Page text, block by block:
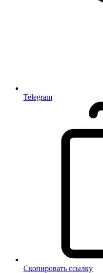
Telegram
Скопировать ссылку